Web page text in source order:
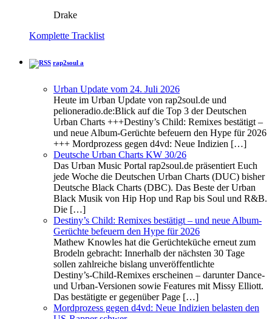
Drake
Komplette Tracklist
rap2soul a
Urban Update vom 24. Juli 2026
Heute im Urban Update von rap2soul.de und
pelioneradio.de:Blick auf die Top 3 der Deutschen
Urban Charts +++Destiny’s Child: Remixes bestätigt –
und neue Album-Gerüchte befeuern den Hype für 2026
+++ Mordprozess gegen d4vd: Neue Indizien […]
Deutsche Urban Charts KW 30/26
Das Urban Music Portal rap2soul.de präsentiert Euch
jede Woche die Deutschen Urban Charts (DUC) bisher
Deutsche Black Charts (DBC). Das Beste der Urban
Black Musik von Hip Hop und Rap bis Soul und R&B.
Die […]
Destiny’s Child: Remixes bestätigt – und neue Album-
Gerüchte befeuern den Hype für 2026
Mathew Knowles hat die Gerüchteküche erneut zum
Brodeln gebracht: Innerhalb der nächsten 30 Tage
sollen zahlreiche bislang unveröffentlichte
Destiny’s‑Child‑Remixes erscheinen – darunter Dance‑
und Urban‑Versionen sowie Features mit Missy Elliott.
Das bestätigte er gegenüber Page […]
Mordprozess gegen d4vd: Neue Indizien belasten den